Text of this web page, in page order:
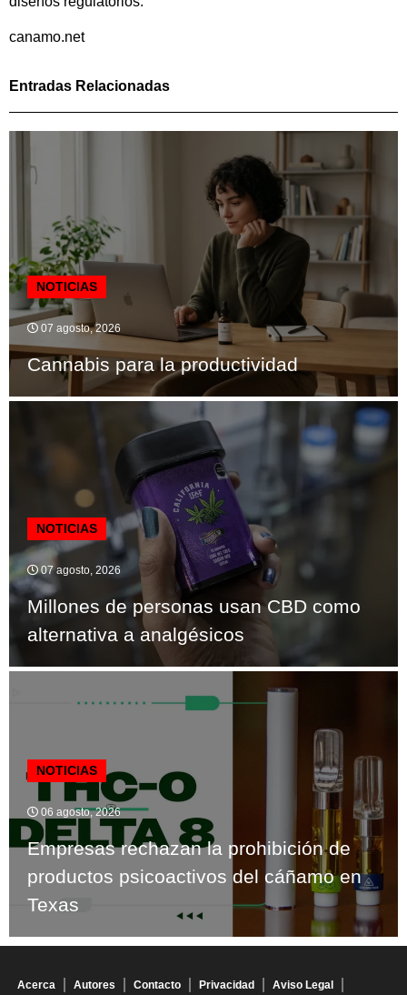
canamo.net
Entradas Relacionadas
NOTICIAS
07 agosto, 2026
Cannabis para la productividad
NOTICIAS
07 agosto, 2026
Millones de personas usan CBD como
alternativa a analgésicos
NOTICIAS
06 agosto, 2026
Empresas rechazan la prohibición de
productos psicoactivos del cáñamo en
Texas
Acerca Autores Contacto Privacidad Aviso Legal